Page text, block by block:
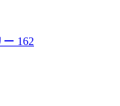
ー 162